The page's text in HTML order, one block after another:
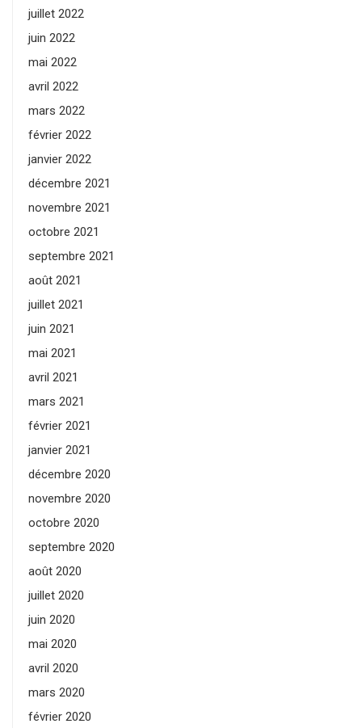
juillet 2022
juin 2022
mai 2022
avril 2022
mars 2022
février 2022
janvier 2022
décembre 2021
novembre 2021
octobre 2021
septembre 2021
août 2021
juillet 2021
juin 2021
mai 2021
avril 2021
mars 2021
février 2021
janvier 2021
décembre 2020
novembre 2020
octobre 2020
septembre 2020
août 2020
juillet 2020
juin 2020
mai 2020
avril 2020
mars 2020
février 2020